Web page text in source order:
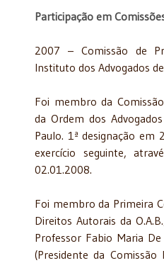
Participação em
2007 – Comissão de
Instituto dos Advogados
Foi membro da
da Ordem dos
Paulo. 1ª designação em
exercício seguinte,
02.01.2008.
Foi membro da Primeira
Direitos Autorais da
Professor Fabio Maria
(Presidente da